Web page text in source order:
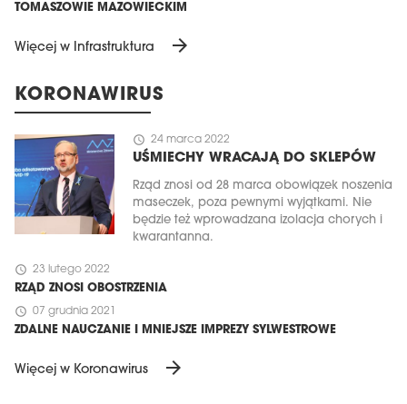
TOMASZOWIE MAZOWIECKIM
Więcej w Infrastruktura arrow_forward
KORONAWIRUS
schedule 24 marca 2022
UŚMIECHY WRACAJĄ DO SKLEPÓW
Rząd znosi od 28 marca obowiązek noszenia
maseczek, poza pewnymi wyjątkami. Nie
będzie też wprowadzana izolacja chorych i
kwarantanna.
schedule 23 lutego 2022
RZĄD ZNOSI OBOSTRZENIA
schedule 07 grudnia 2021
ZDALNE NAUCZANIE I MNIEJSZE IMPREZY SYLWESTROWE
Więcej w Koronawirus arrow_forward